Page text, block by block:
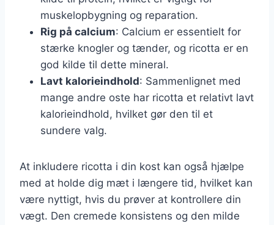
muskelopbygning og reparation.
Rig på calcium: Calcium er essentielt for
stærke knogler og tænder, og ricotta er en
god kilde til dette mineral.
Lavt kalorieindhold: Sammenlignet med
mange andre oste har ricotta et relativt lavt
kalorieindhold, hvilket gør den til et
sundere valg.
At inkludere ricotta i din kost kan også hjælpe
med at holde dig mæt i længere tid, hvilket kan
være nyttigt, hvis du prøver at kontrollere din
vægt. Den cremede konsistens og den milde